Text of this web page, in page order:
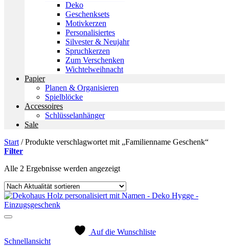
Deko
Geschenksets
Motivkerzen
Personalisiertes
Silvester & Neujahr
Spruchkerzen
Zum Verschenken
Wichtelweihnacht
Papier
Planen & Organisieren
Spielblöcke
Accessoires
Schlüsselanhänger
Sale
Start /Produkte verschlagwortet mit „Familienname Geschenk“
Filter
Alle 2 Ergebnisse werden angezeigtNach
sortiert
Auf die Wunschliste
Schnellansicht